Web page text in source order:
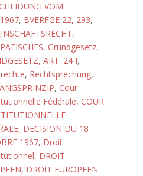
VOM
, BVERFGE 22, 293,
, Grundgesetz,
ART. 24 I,
, Rechtsprechung,
, Cour
Fédérale, COUR
DECISION DU 18
1967, Droit
, DROIT
, DROIT EUROPEEN